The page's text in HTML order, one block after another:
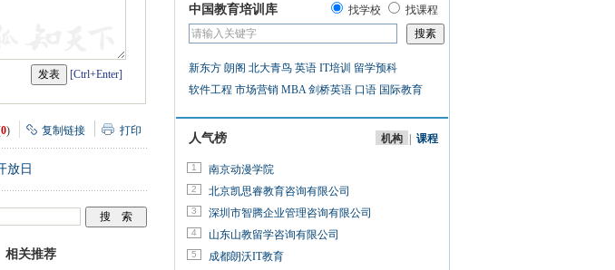
[Ctrl+Enter]
0) 复制链接 打印
放日
相关推荐
中国教育培训库 找学校 找课程
新东方 朗阁 北大青鸟 英语 IT培训 留学预科
软件工程 市场营销 MBA 剑桥英语 口语 国际教育
人气榜 机构 课程
1 南京动漫学院
2 北京凯思睿教育咨询有限公司
3 深圳市智腾企业管理咨询有限公司
4 山东山教留学咨询有限公司
5 成都朗沃IT教育